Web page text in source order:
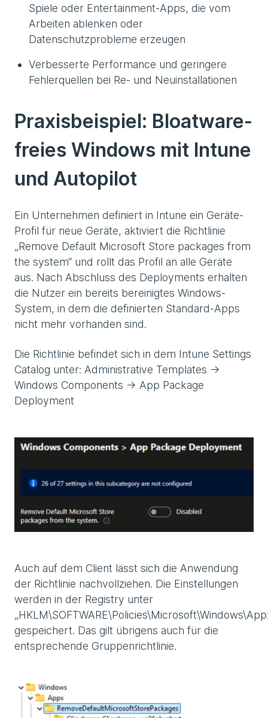
Spiele oder Entertainment-Apps, die vom
Arbeiten ablenken oder
Datenschutzprobleme erzeugen
Verbesserte Performance und geringere
Fehlerquellen bei Re- und Neuinstallationen
Praxisbeispiel: Bloatware-
freies Windows mit Intune
und Autopilot
Ein Unternehmen definiert in Intune ein Geräte-
Profil für neue Geräte, aktiviert die Richtlinie
„Remove Default Microsoft Store packages from
the system“ und rollt das Profil an alle Geräte
aus. Nach Abschluss des Deployments erhalten
die Nutzer ein bereits bereinigtes Windows-
System, in dem die definierten Standard-Apps
nicht mehr vorhanden sind.
Die Richtlinie befindet sich in dem Intune Settings
Catalog unter: Administrative Templates →
Windows Components → App Package
Deployment
Auch auf dem Client lässt sich die Anwendung
der Richtlinie nachvollziehen. Die Einstellungen
werden in der Registry unter
gespeichert. Das gilt übrigens auch für die
entsprechende Gruppenrichtlinie.